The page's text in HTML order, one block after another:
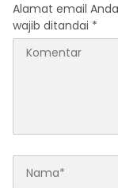
Alamat email
wajib ditandai *